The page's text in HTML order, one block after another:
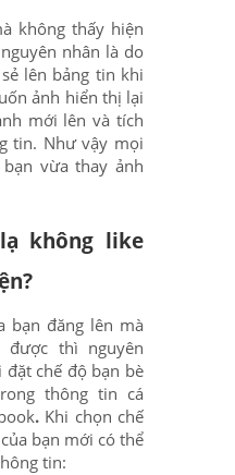
không thấy hiện
nhân là do
lên bảng tin khi
ảnh hiển thị lại
mới lên và tích
tin. Như vậy mọi
vừa thay ảnh
không like
bạn đăng lên mà
thì nguyên
đặt chế độ bạn bè
thông tin cá
.Khi chọn chế
bạn mới có thể
tin: